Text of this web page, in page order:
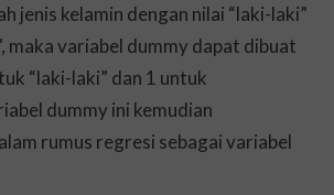
jenis kelamin dengan nilai “laki-laki”
maka variabel dummy dapat dibuat
“laki-laki” dan 1 untuk
dummy ini kemudian
rumus regresi sebagai variabel